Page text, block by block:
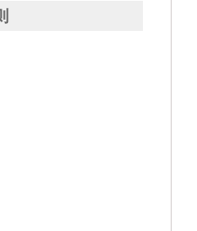
股份有限公司网络中心机房IDC托管及网络
液透析滤过机采购项目成交结果公告
学年镇属中小学配餐服务采购项目(一)中标